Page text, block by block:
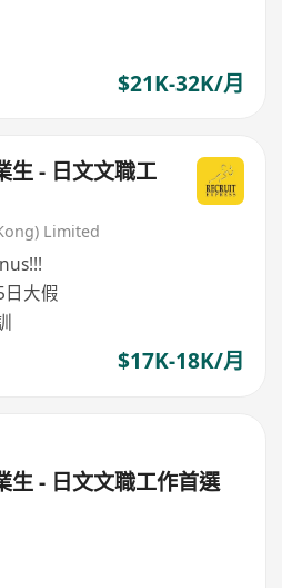
$21K-32K/月
生 - 日文文職工
Limited
大假
$17K-18K/月
生 - 日文文職工作首選